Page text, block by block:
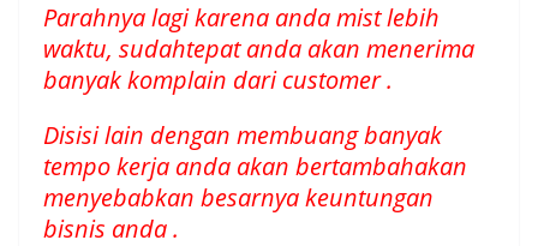
Parahnya lagi karena anda mist lebih
waktu, sudahtepat anda akan menerima
banyak komplain dari customer .
Disisi lain dengan membuang banyak
tempo kerja anda akan bertambahakan
menyebabkan besarnya keuntungan
bisnis anda .